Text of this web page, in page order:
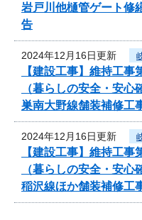
岩戸川他樋管ゲート修
告
2024年12月16日更新
【建設工事】維持工
（暮らしの安全・安
巣南大野線舗装補修工
2024年12月16日更新
【建設工事】維持工
（暮らしの安全・安
稲沢線ほか舗装補修工